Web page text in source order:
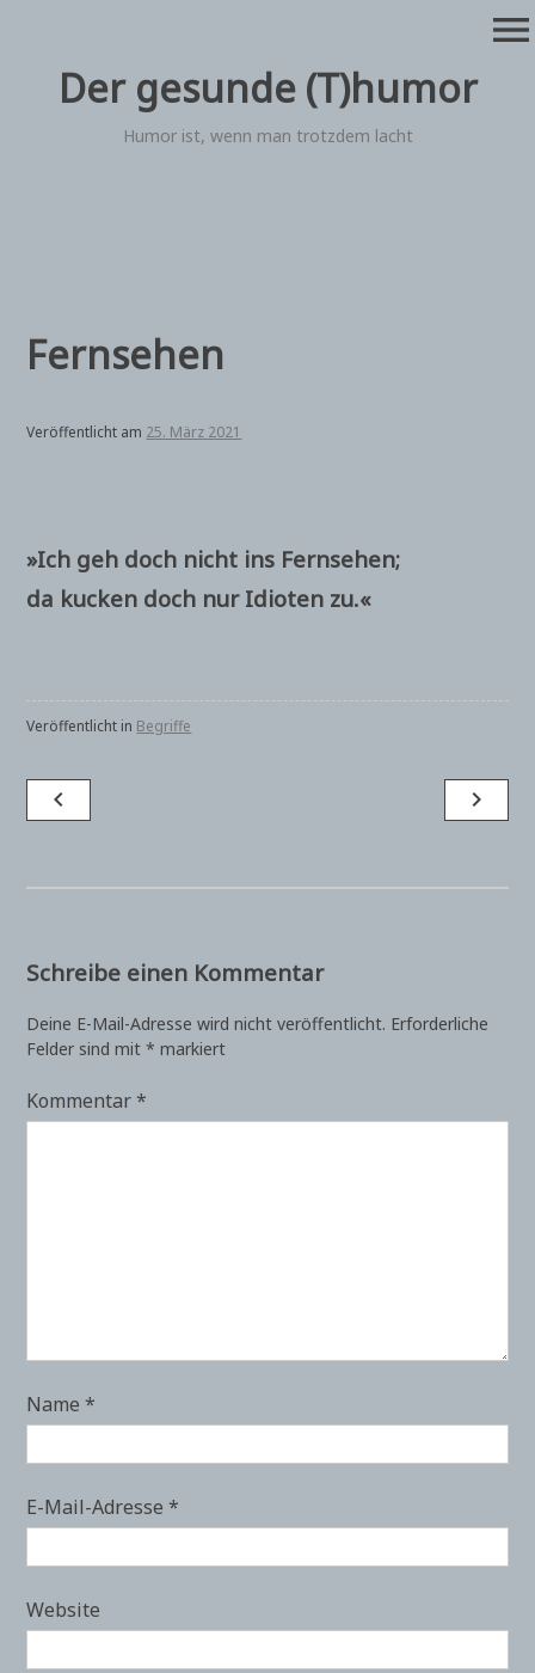
springenDer gesunde (T)humor
Humor ist, wenn man trotzdem lacht
menu
Fernsehen
Veröffentlicht am 25. März 2021
»Ich geh doch nicht ins Fernsehen;
da kucken doch nur Idioten zu.«
Veröffentlicht in Begriffe
Beitragsnavigation
navigate_before navigate_next
Schreibe einen Kommentar
Deine E-Mail-Adresse wird nicht veröffentlicht. Erforderliche
Felder sind mit* markiert
Kommentar*
Name*
E-Mail-Adresse*
Website